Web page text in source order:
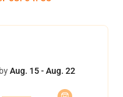
Aug. 15 - Aug. 22